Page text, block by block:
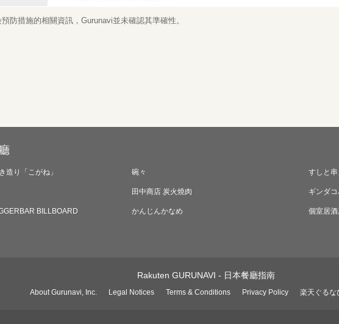
防措施的相關資訊，Gurunavi並未確認其準確性。
造り「こがね」 碗々 すしと
田中商店 炭火燒肉 ギンダ
BILLBOARD かんじんかなめ 個室居
Rakuten GURUNAVI - 日本餐廳指南
About Gurunavi, Inc. Legal Notices Terms & Conditions Privacy Policy 楽天ぐるな